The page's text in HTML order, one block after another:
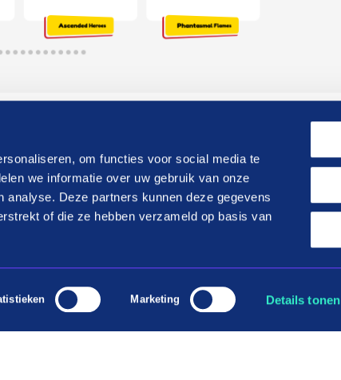
om functies voor social media te
we informatie over uw gebruik van onze
Deze partners kunnen deze gegevens
of die ze hebben verzameld op basis van
Marketing Details tonen